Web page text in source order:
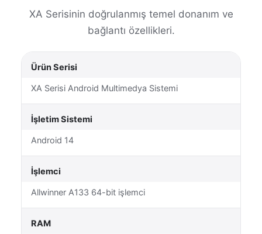
XA Serisinin doğrulanmış temel donanım ve
bağlantı özellikleri.
Ürün Serisi
XA Serisi Android Multimedya Sistemi
İşletim Sistemi
Android 14
İşlemci
Allwinner A133 64-bit işlemci
RAM